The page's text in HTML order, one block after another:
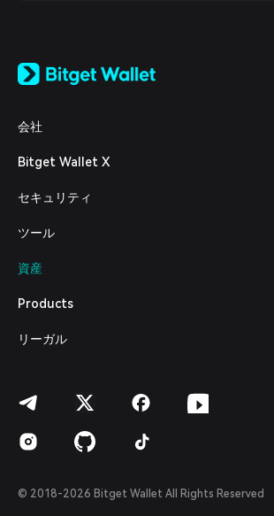
日本語
Español (Latinoamérica)
Italiano
Deutsch
繁體中文
Bahasa Indonesia
Español (Argentina)
会社
Bitget Wallet X
セキュリティ
ツール
資産
Products
リーガル
© 2018-2026 Bitget Wallet All Rights Reserved